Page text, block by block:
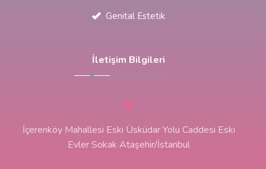
Genital Estetik
İletişim Bilgileri
İçerenköy Mahallesi Eski Üsküdar Yolu Caddesi Eski
Evler Sokak Ataşehir/İstanbul